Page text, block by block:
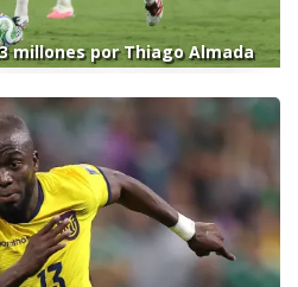
millones por Thiago Almada